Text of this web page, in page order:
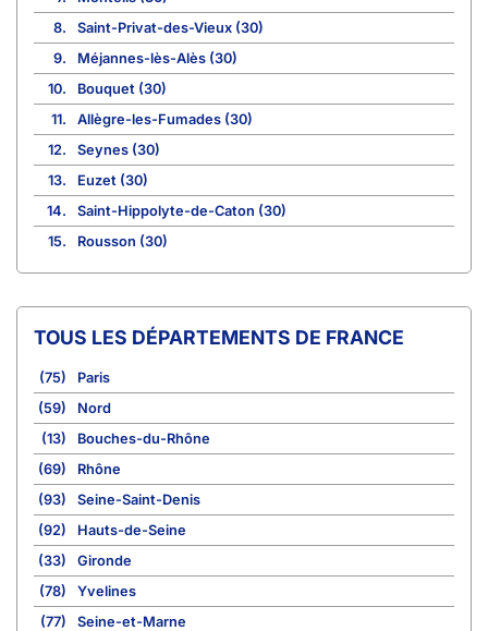
8.
Saint-Privat-des-Vieux (30)
9.
Méjannes-lès-Alès (30)
10.
Bouquet (30)
11.
Allègre-les-Fumades (30)
12.
Seynes (30)
13.
Euzet (30)
14.
Saint-Hippolyte-de-Caton (30)
15.
Rousson (30)
TOUS LES DÉPARTEMENTS DE FRANCE
(75)
Paris
(59)
Nord
(13)
Bouches-du-Rhône
(69)
Rhône
(93)
Seine-Saint-Denis
(92)
Hauts-de-Seine
(33)
Gironde
(78)
Yvelines
(77)
Seine-et-Marne